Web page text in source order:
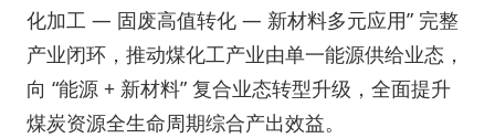
化加工 — 固废高值转化 — 新材料多元应用” 完整
产业闭环，推动煤化工产业由单一能源供给业态，
向 “能源 + 新材料” 复合业态转型升级，全面提升
煤炭资源全生命周期综合产出效益。